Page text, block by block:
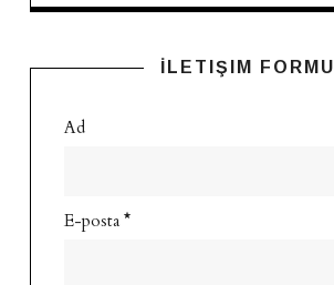
İLETIŞIM FORMU
Ad
E-posta *